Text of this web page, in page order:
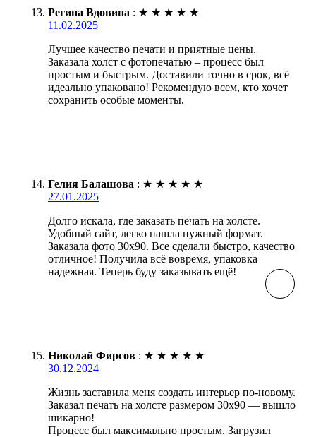
Регина Вдовина : ★ ★ ★ ★ ★
11.02.2025
Лучшее качество печати и приятные цены.
Заказала холст с фотопечатью – процесс был
простым и быстрым. Доставили точно в срок, всё
идеально упаковано! Рекомендую всем, кто хочет
сохранить особые моменты.
Гелия Балашова : ★ ★ ★ ★ ★
27.01.2025
Долго искала, где заказать печать на холсте.
Удобный сайт, легко нашла нужный формат.
Заказала фото 30х90. Все сделали быстро, качество
отличное! Получила всё вовремя, упаковка
надежная. Теперь буду заказывать ещё!
Николай Фирсов : ★ ★ ★ ★ ★
30.12.2024
Жизнь заставила меня создать интерьер по-новому.
Заказал печать на холсте размером 30х90 — вышло
шикарно!
Процесс был максимально простым. Загрузил